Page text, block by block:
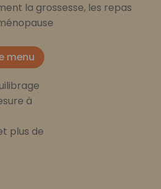
la grossesse, les repas
menu
à
plus de